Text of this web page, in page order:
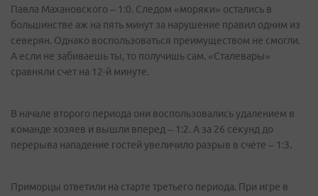
Павла Махановского – 1:0. Следом «моряки» остались в
большинстве аж на пять минут за нарушение правил одним из
северян. Однако воспользоваться преимуществом не смогли.
А если не забиваешь ты, то получишь сам. «Сталевары»
сравняли счет на 12-й минуте.
В начале второго периода они воспользовались удалением в
команде хозяев и вышли вперед – 1:2. А за 26 секунд до
перерыва нападение гостей увеличило разрыв в счете – 1:3.
Приморцы ответили на старте третьего периода. При игре в